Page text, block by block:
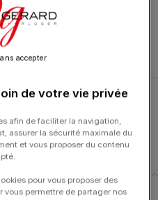
de votre vie privée
afin de faciliter la navigation,
assurer la sécurité maximale du
et vous proposer du contenu
pour vous proposer des
vous permettre de partager nos
accepter